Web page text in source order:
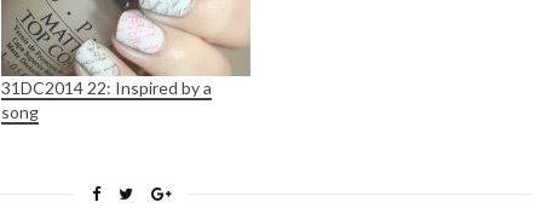
31DC2014 22: Inspired by a
song